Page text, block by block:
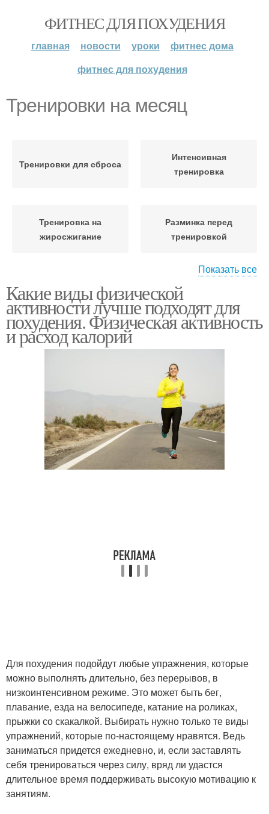
ФИТНЕС ДЛЯ ПОХУДЕНИЯ
главная новости уроки
фитнес дома
фитнес для похудения
Тренировки на месяц
Тренировки для сброса
Интенсивная
тренировка
Тренировка на
жиросжигание
Разминка перед
тренировкой
Эффективные
тренировки
Тренировки для
похудения
Тренировки для
сжигания
Тренировки в
домашних условиях
Круговые тренировки
Силовая тренировка
Тренировка для
похудения
Тренировки для
девушек
Похудения на месяц
Показать все
Какие виды физической
активности лучше подходят для
похудения. Физическая активность
и расход калорий
Для похудения подойдут любые упражнения, которые
можно выполнять длительно, без перерывов, в
низкоинтенсивном режиме. Это может быть бег,
плавание, езда на велосипеде, катание на роликах,
прыжки со скакалкой. Выбирать нужно только те виды
упражнений, которые по-настоящему нравятся. Ведь
заниматься придется ежедневно, и, если заставлять
себя тренироваться через силу, вряд ли удастся
длительное время поддерживать высокую мотивацию к
занятиям.